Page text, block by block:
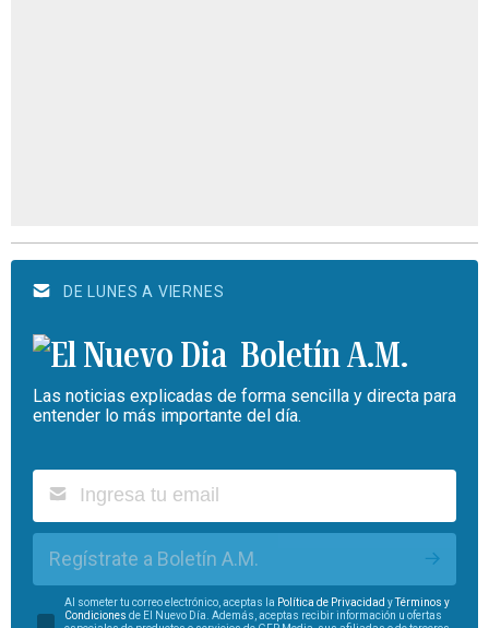
DE LUNES A VIERNES
Boletín A.M.
Las noticias explicadas de forma sencilla y directa para
entender lo más importante del día.
Regístrate a Boletín A.M.
Al someter tu correo electrónico, aceptas la Política de Privacidad yTérminos y
Condiciones de El Nuevo Día. Además, aceptas recibir información u ofertas